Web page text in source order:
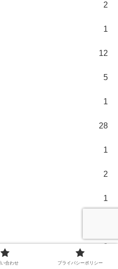
2
1
12
5
1
28
1
2
1
2
合わせ プライバシーポリシー